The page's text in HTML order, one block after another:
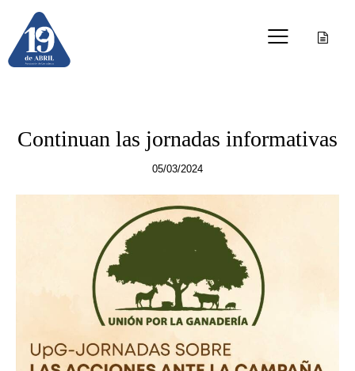
Continuan las jornadas informativas
05/03/2024